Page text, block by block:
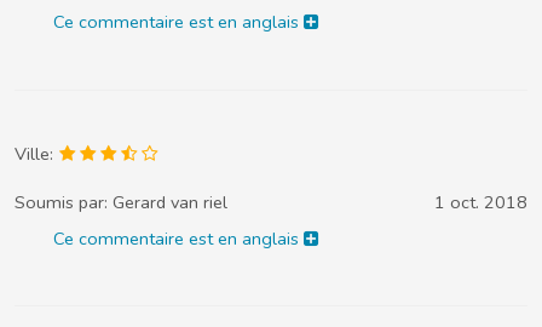
Ce commentaire est en anglais
Ville:
Soumis par: Gerard van riel
1 oct. 2018
Ce commentaire est en anglais